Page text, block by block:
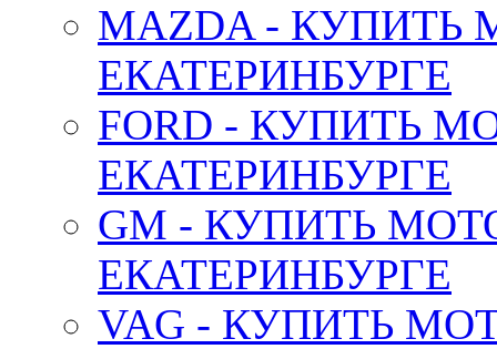
MAZDA -
ЕКАТЕРИНБУРГЕ
FORD - КУПИТЬ
ЕКАТЕРИНБУРГЕ
GM - КУПИТЬ
ЕКАТЕРИНБУРГЕ
VAG - КУПИТЬ